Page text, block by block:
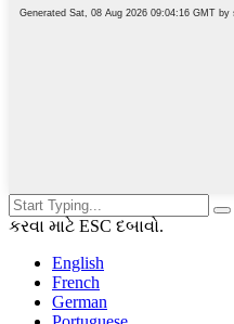
કરવા માટે ESC દબાવો.
English
French
German